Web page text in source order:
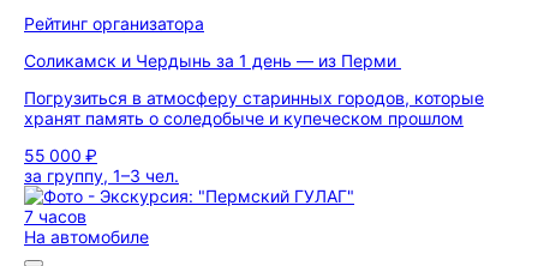
Рейтинг организатора
Соликамск и Чердынь за 1 день — из Перми
Погрузиться в атмосферу старинных городов, которые
хранят память о соледобыче и купеческом прошлом
55 000 ₽
за группу, 1–3 чел.
7 часов
На автомобиле